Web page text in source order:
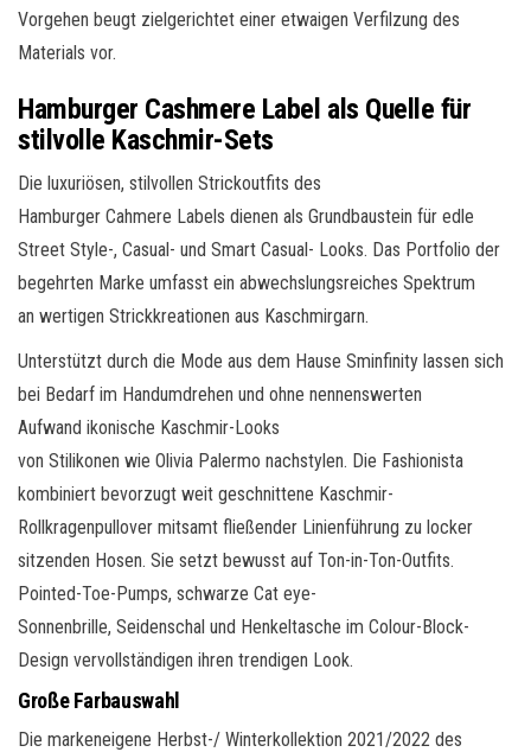
Vorgehen beugt zielgerichtet einer etwaigen Verfilzung des
Materials vor.
Hamburger Cashmere Label als Quelle für
stilvolle Kaschmir-Sets
Die luxuriösen, stilvollen Strickoutfits des
Hamburger Cahmere Labels dienen als Grundbaustein für edle
Street Style-, Casual- und Smart Casual- Looks. Das Portfolio der
begehrten Marke umfasst ein abwechslungsreiches Spektrum
an wertigen Strickkreationen aus Kaschmirgarn.
Unterstützt durch die Mode aus dem Hause Sminfinity lassen sich
bei Bedarf im Handumdrehen und ohne nennenswerten
Aufwand ikonische Kaschmir-Looks
von Stilikonen wie Olivia Palermo nachstylen. Die Fashionista
kombiniert bevorzugt weit geschnittene Kaschmir-
Rollkragenpullover mitsamt fließender Linienführung zu locker
sitzenden Hosen. Sie setzt bewusst auf Ton-in-Ton-Outfits.
Pointed-Toe- Pumps, schwarze Cat eye-
Sonnenbrille, Seidenschal und Henkeltasche im Colour-Block-
Design vervollständigen ihren trendigen Look.
Große Farbauswahl
Die markeneigene Herbst-/ Winterkollektion 2021/2022 des